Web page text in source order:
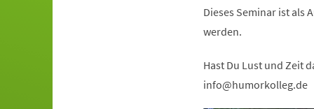
Dieses Seminar ist als
werden.
Hast Du Lust und Zeit
info
humorkolleg de